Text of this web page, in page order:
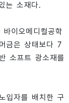
는 소재다.
이오메디컬공학
금은 상태보다 7
소프트 광소재를
입자를 배치한 구